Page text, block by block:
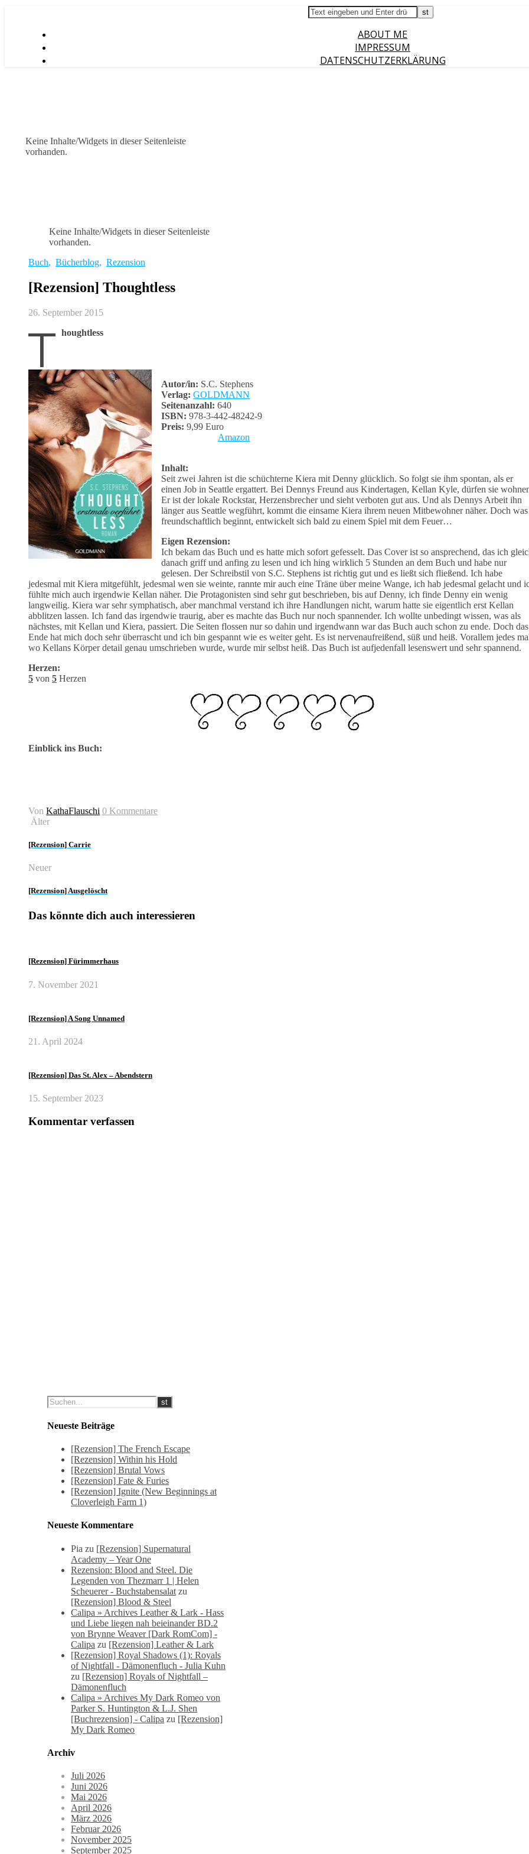
ABOUT ME
IMPRESSUM
DATENSCHUTZERKLÄRUNG
Keine Inhalte/Widgets in dieser Seitenleiste
vorhanden.
Keine Inhalte/Widgets in dieser Seitenleiste
vorhanden.
Buch, Bücherblog, Rezension
[Rezension] Thoughtless
26. September 2015
T houghtless
Autor/in: S.C. Stephens
Verlag: GOLDMANN
Seitenanzahl: 640
ISBN: 978-3-442-48242-9
Preis: 9,99 Euro
Amazon
Inhalt:
Seit zwei Jahren ist die schüchterne Kiera mit Denny glücklich. So folgt sie ihm spontan, als er
einen Job in Seattle ergattert. Bei Dennys Freund aus Kindertagen, Kellan Kyle, dürfen sie
Er ist der lokale Rockstar, Herzensbrecher und sieht verboten gut aus. Und als Dennys Arbeit ihn
länger aus Seattle wegführt, kommt die einsame Kiera ihrem neuen Mitbewohner näher. Doch was
freundschaftlich beginnt, entwickelt sich bald zu einem Spiel mit dem Feuer…
Eigen Rezension:
Ich bekam das Buch und es hatte mich sofort gefesselt. Das Cover ist so ansprechend, das ich
danach griff und anfing zu lesen und ich hing wirklich 5 Stunden an dem Buch und habe nur
gelesen. Der Schreibstil von S.C. Stephens ist richtig gut und es ließt sich fließend. Ich habe
jedesmal mit Kiera mitgefühlt, jedesmal wen sie weinte, rannte mir auch eine Träne über meine Wange, ich hab jedesmal gelacht und
fühlte mich auch irgendwie Kellan näher. Die Protagonisten sind sehr gut beschrieben, bis auf Denny, ich finde Denny ein wenig
langweilig. Kiera war sehr symphatisch, aber manchmal verstand ich ihre Handlungen nicht, warum hatte sie eigentlich erst Kellan
abblitzen lassen. Ich fand das irgendwie traurig, aber es machte das Buch nur noch spannender. Ich wollte unbedingt wissen, was als
nächstes, mit Kellan und Kiera, passiert. Die Seiten flossen nur so dahin und irgendwann war das Buch auch schon zu ende. Doch das
Ende hat mich doch sehr überrascht und ich bin gespannt wie es weiter geht. Es ist nervenaufreißend, süß und heiß. Vorallem jedes
wo Kellans Körper detail genau umschrieben wurde, wurde mir selbst heiß. Das Buch ist aufjedenfall lesenswert und sehr spannend.
Herzen:
5 von 5 Herzen
Einblick ins Buch:
Von KathaFlauschi 0 Kommentare
Älter
[Rezension] Carrie
Neuer
[Rezension] Ausgelöscht
Das könnte dich auch interessieren
[Rezension] Fürimmerhaus
7. November 2021
[Rezension] A Song Unnamed
21. April 2024
[Rezension] Das St. Alex – Abendstern
15. September 2023
Kommentar verfassen
Neueste Beiträge
[Rezension] The French Escape
[Rezension] Within his Hold
[Rezension] Brutal Vows
[Rezension] Fate & Furies
[Rezension] Ignite (New Beginnings at
Cloverleigh Farm 1)
Neueste Kommentare
Pia zu [Rezension] Supernatural
Academy – Year One
Rezension: Blood and Steel. Die
Legenden von Thezmarr 1 | Helen
Scheuerer - Buchstabensalat zu
[Rezension] Blood & Steel
Calipa » Archives Leather & Lark - Hass
und Liebe liegen nah beieinander BD.2
von Brynne Weaver [Dark RomCom] -
Calipa zu [Rezension] Leather & Lark
[Rezension] Royal Shadows (1): Royals
of Nightfall - Dämonenfluch - Julia Kuhn
zu [Rezension] Royals of Nightfall –
Dämonenfluch
Calipa » Archives My Dark Romeo von
Parker S. Huntington & L.J. Shen
[Buchrezension] - Calipa zu [Rezension]
My Dark Romeo
Archiv
Juli 2026
Juni 2026
Mai 2026
April 2026
März 2026
Februar 2026
November 2025
September 2025